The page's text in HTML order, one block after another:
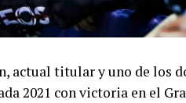
actual titular y uno de los
2021 con victoria en el